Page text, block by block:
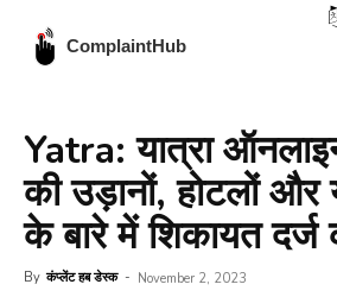
ComplaintHub
Yatra: यात्रा
की उड़ानों, होटलों और
के बारे में शिकायत दर्ज
By कंप्लेंट हब डेस्क - November 2, 2023